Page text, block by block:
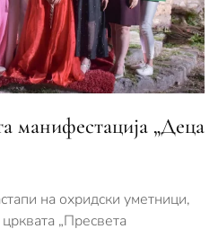
манифестација „Деца
на охридски уметници,
„Пресвета